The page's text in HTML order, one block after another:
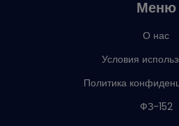
Меню
О нас
Условия
Политика
ФЗ-152